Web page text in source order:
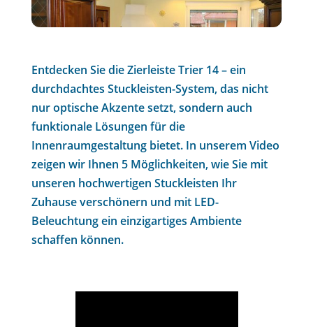
Entdecken Sie die Zierleiste Trier 14 – ein
durchdachtes Stuckleisten-System, das nicht
nur optische Akzente setzt, sondern auch
funktionale Lösungen für die
Innenraumgestaltung bietet. In unserem Video
zeigen wir Ihnen 5 Möglichkeiten, wie Sie mit
unseren hochwertigen Stuckleisten Ihr
Zuhause verschönern und mit LED-
Beleuchtung ein einzigartiges Ambiente
schaffen können.